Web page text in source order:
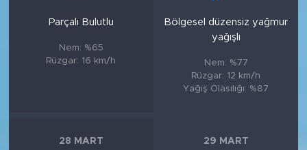
Parçalı Bulutlu
Nem: %65
Rüzgar: 16 km/h
Bölgesel düzensiz yağmur
yağışlı
Nem: %77
Rüzgar: 12 km/h
Yağış Olasılığı: %87
28 MART 29 MART